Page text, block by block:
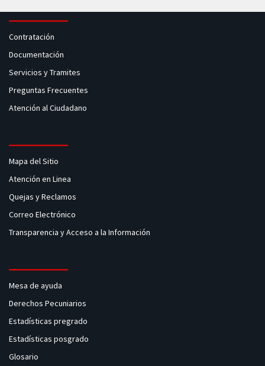
Contratación
Documentación
Servicios y Tramites
Preguntas Frecuentes
Atención al Ciudadano
Mapa del Sitio
Atención en Linea
Quejas y Reclamos
Correo Electrónico
Transparencia y Acceso a la Información
Mesa de ayuda
Derechos Pecuniarios
Estadísticas pregrado
Estadísticas posgrado
Glosario